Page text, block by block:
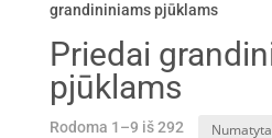
grandininiams pjūklams
Priedai
pjūklams
Rodoma 1–9 iš 292